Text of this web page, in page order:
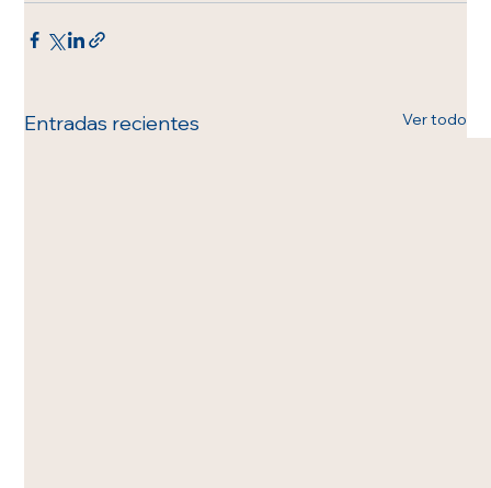
Entradas recientes Ver todo